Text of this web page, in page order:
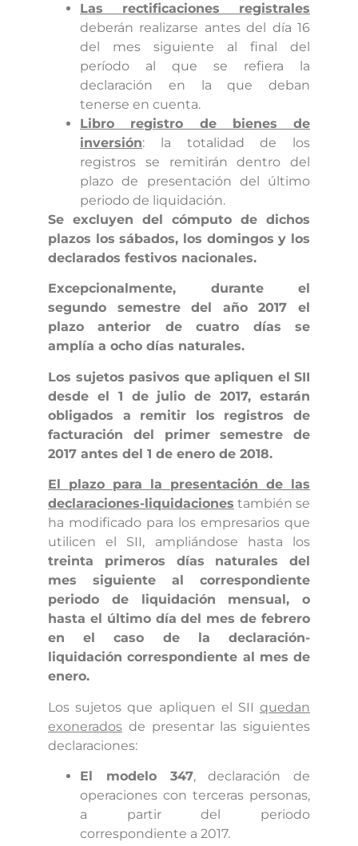
Las rectificaciones registrales
deberán realizarse antes del día 16
del mes siguiente al final del
período al que se refiera la
declaración en la que deban
tenerse en cuenta.
Libro registro de bienes de
inversión: la totalidad de los
registros se remitirán dentro del
plazo de presentación del último
periodo de liquidación.
Se excluyen del cómputo de dichos
plazos los sábados, los domingos y los
declarados festivos nacionales.
Excepcionalmente, durante el
segundo semestre del año 2017 el
plazo anterior de cuatro días se
amplía a ocho días naturales.
Los sujetos pasivos que apliquen el SII
desde el 1 de julio de 2017, estarán
obligados a remitir los registros de
facturación del primer semestre de
2017 antes del 1 de enero de 2018.
El plazo para la presentación de las
declaraciones-liquidaciones también se
ha modificado para los empresarios que
utilicen el SII, ampliándose hasta los
treinta primeros días naturales del
mes siguiente al correspondiente
periodo de liquidación mensual, o
hasta el último día del mes de febrero
en el caso de la declaración-
liquidación correspondiente al mes de
enero.
Los sujetos que apliquen el SII quedan
exonerados de presentar las siguientes
declaraciones:
El modelo 347, declaración de
operaciones con terceras personas,
a partir del periodo
correspondiente a 2017.